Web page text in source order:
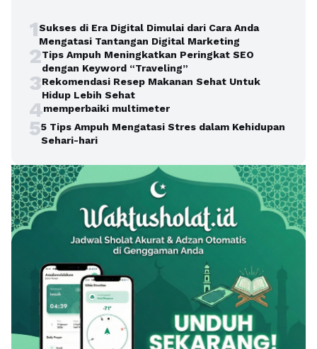
1Sukses di Era Digital Dimulai dari Cara Anda
Mengatasi Tantangan Digital Marketing
2Tips Ampuh Meningkatkan Peringkat SEO
dengan Keyword “Traveling”
3Rekomendasi Resep Makanan Sehat Untuk
Hidup Lebih Sehat
4memperbaiki multimeter
55 Tips Ampuh Mengatasi Stres dalam Kehidupan
Sehari-hari